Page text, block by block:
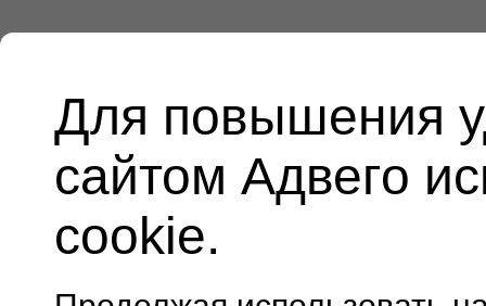
Для повышения
сайтом Адвего
cookie.